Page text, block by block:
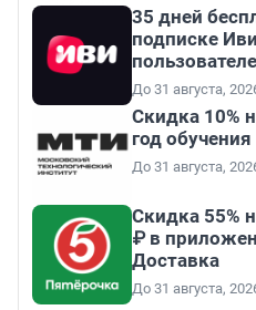
35 дней
подписке
До 31 августа,
Скидка 10%
год обучения
До 31 августа,
Скидка 55%
₽ в
Доставка
До 31 августа,